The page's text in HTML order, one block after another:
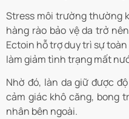
Stress môi trường thường
hàng rào bảo vệ da trở
Ectoin hỗ trợ duy trì sự
làm giảm tình trạng mất
Nhờ đó, làn da giữ được
cảm giác khô căng, bong
nhân bên ngoài.